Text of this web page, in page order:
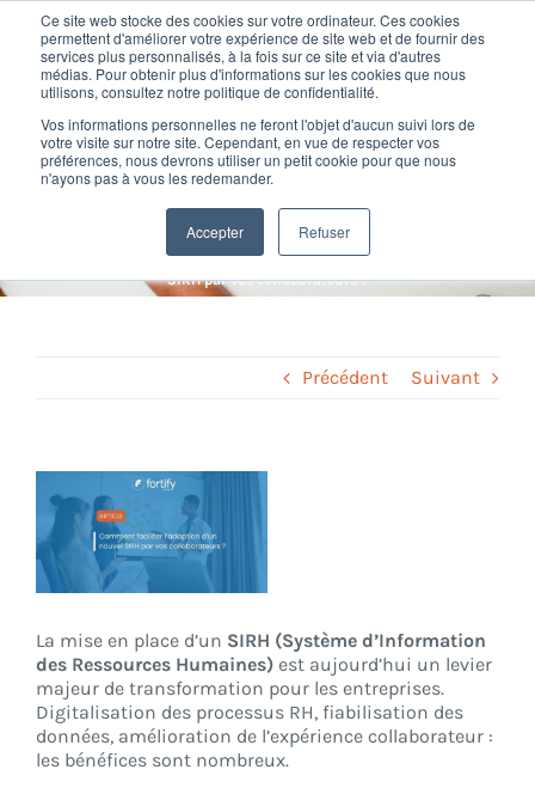
Ce site web stocke des cookies sur votre ordinateur. Ces cookies
permettent d'améliorer votre expérience de site web et de fournir des
services plus personnalisés, à la fois sur ce site et via d'autres
médias. Pour obtenir plus d'informations sur les cookies que nous
utilisons, consultez notre politique de confidentialité.
Vos informations personnelles ne feront l'objet d'aucun suivi lors de
votre visite sur notre site. Cependant, en vue de respecter vos
préférences, nous devrons utiliser un petit cookie pour que nous
n'ayons pas à vous les redemander.
Accepter Refuser
Passer
contenu
Nos offres
Formation
Nos clients
Fortify
Comment faciliter l’adoption
d’un nouvel SIRH par vos
collaborateurs ?
Conseil SIRH»Comment faciliter l’adoption d’un nouvel
SIRH par vos collaborateurs ?
Précédent Suivant
l'image
agrandie
La mise en place d’un SIRH (Système d’Information
des Ressources Humaines) est aujourd’hui un levier
majeur de transformation pour les entreprises.
Digitalisation des processus RH, fiabilisation des
données, amélioration de l’expérience collaborateur :
les bénéfices sont nombreux.